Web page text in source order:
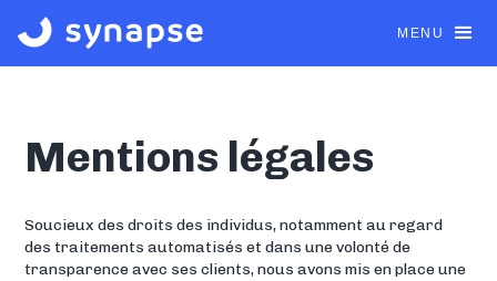
MENU
Mentions légales
Soucieux des droits des individus, notamment au regard
des traitements automatisés et dans une volonté de
transparence avec ses clients, nous avons mis en place une